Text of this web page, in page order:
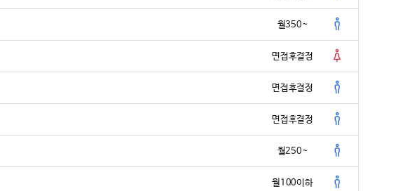
월350~
면접후결정
면접후결정
면접후결정
월250~
월100이하